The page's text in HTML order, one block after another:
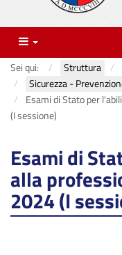
Menu
Sei qui: Struttura
Sicurezza -
Esami di Stato per
(I sessione)
Esami di
alla
2024 (I